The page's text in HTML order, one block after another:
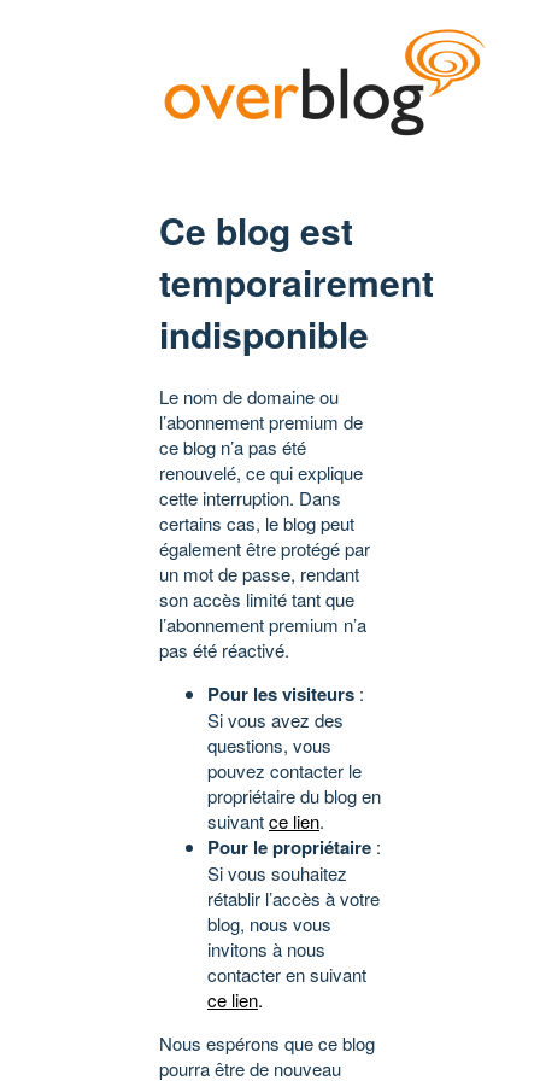
Ce blog est
temporairement
indisponible
Le nom de domaine ou
l’abonnement premium de
ce blog n’a pas été
renouvelé, ce qui explique
cette interruption. Dans
certains cas, le blog peut
également être protégé par
un mot de passe, rendant
son accès limité tant que
l’abonnement premium n’a
pas été réactivé.
Pour les visiteurs :
Si vous avez des
questions, vous
pouvez contacter le
propriétaire du blog en
suivantce lien.
Pour le propriétaire :
Si vous souhaitez
rétablir l’accès à votre
blog, nous vous
invitons à nous
contacter en suivant
ce lien.
Nous espérons que ce blog
pourra être de nouveau